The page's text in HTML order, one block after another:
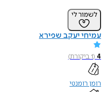
לשמור לי
עמיחי יעקב שפירא
4
(
1ביקורת)
רומן רומנטי